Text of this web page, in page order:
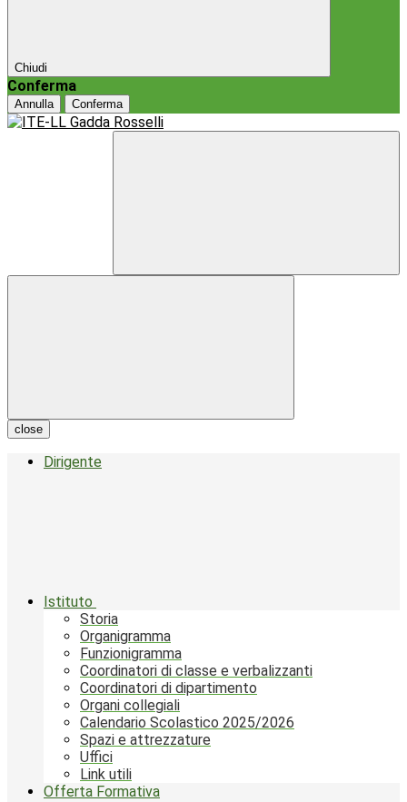
Chiudi
Conferma
Annulla Conferma
close
Dirigente
Istituto
Storia
Organigramma
Funzionigramma
Coordinatori di classe e verbalizzanti
Coordinatori di dipartimento
Organi collegiali
Calendario Scolastico 2025/2026
Spazi e attrezzature
Uffici
Link utili
Offerta Formativa